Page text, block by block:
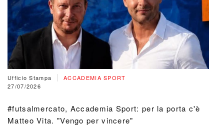
Ufficio Stampa
ACCADEMIA SPORT
27/07/2026
#futsalmercato, Accademia Sport: per la porta c'è
Matteo Vita. "Vengo per vincere"